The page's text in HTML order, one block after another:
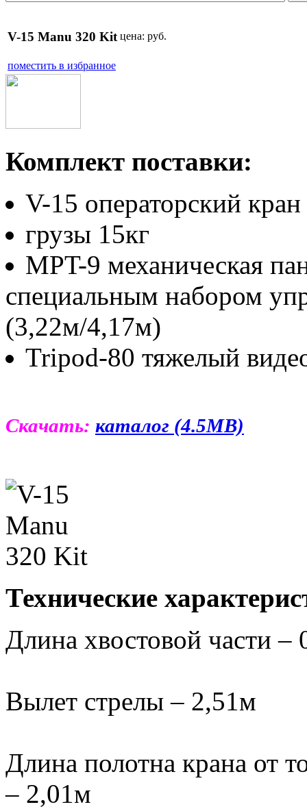
V-15 Manu 320 Kit цена: руб.
поместить в избранное
Комплект поставки:
V-15 операторский кран
грузы 15кг
MPT-9 механическая
специальным набором
(3,22м/4,17м)
Tripod-80 тяжелый
Скачать: каталог (4.5MB)
Технические
Длина хвостовой части –
Вылет стрелы – 2,51м
Длина полотна крана от
– 2,01м